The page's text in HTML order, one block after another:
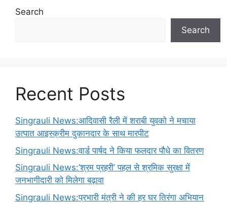
Search
Search
Recent Posts
Singrauli News:आदिवासी रैली में शराबी युवको ने मचाया
उत्पात आइस्क्रीम दुकानदार के साथ मारपीट
Singrauli News:वार्ड पार्षद ने किया फलदार पौधे का वितरण
Singrauli News:’श्रम प्रहरी’ पहल से श्रमिक सुरक्षा में
जनभागीदारी को मिलेगा बढ़ावा
Singrauli News:प्रभारी मंत्री ने की हर घर तिरंगा अभियान